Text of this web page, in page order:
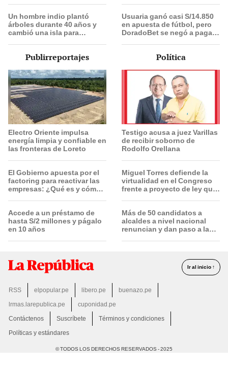
Un hombre indio plantó
árboles durante 40 años y
cambió una isla para
Parque de las Leyendas de
Usuaria ganó casi S/14.850
en apuesta de fútbol, pero
DoradoBet se negó a pagar:
Publirreportajes
Electro Oriente impulsa
energía limpia y confiable en
las fronteras de Loreto
El Gobierno apuesta por el
factoring para reactivar las
empresas: ¿Qué es y cómo
Accede a un préstamo de
hasta S/2 millones y págalo
en 10 años
Política
Testigo acusa a juez Varillas
de recibir soborno de
Rodolfo Orellana
Miguel Torres defiende la
virtualidad en el Congreso
frente a proyecto de ley que
Más de 50 candidatos a
alcaldes a nivel nacional
renuncian y dan paso a la
Ir al inicio ↑
RSS elpopular.pe libero.pe
buenazo.pe
lrmas.larepublica.pe
cuponidad.pe
Contáctenos
Suscríbete
Términos y condiciones
Políticas y estándares
© TODOS LOS DERECHOS RESERVADOS - 2025